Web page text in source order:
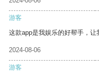
游客
这款app是我娱乐的好帮手，让
2024-08-06
游客